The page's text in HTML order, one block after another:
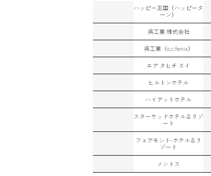
ハッピー王国（ハッピータ
ーン）
呉工業 株式会社
呉工業（o.c.fenix）
エア タヒチ ヌイ
ヒルトンホテル
ハイアットホテル
スターウッドホテル＆リゾ
ート
フェアモント-ホテル＆リ
ゾート
メントス